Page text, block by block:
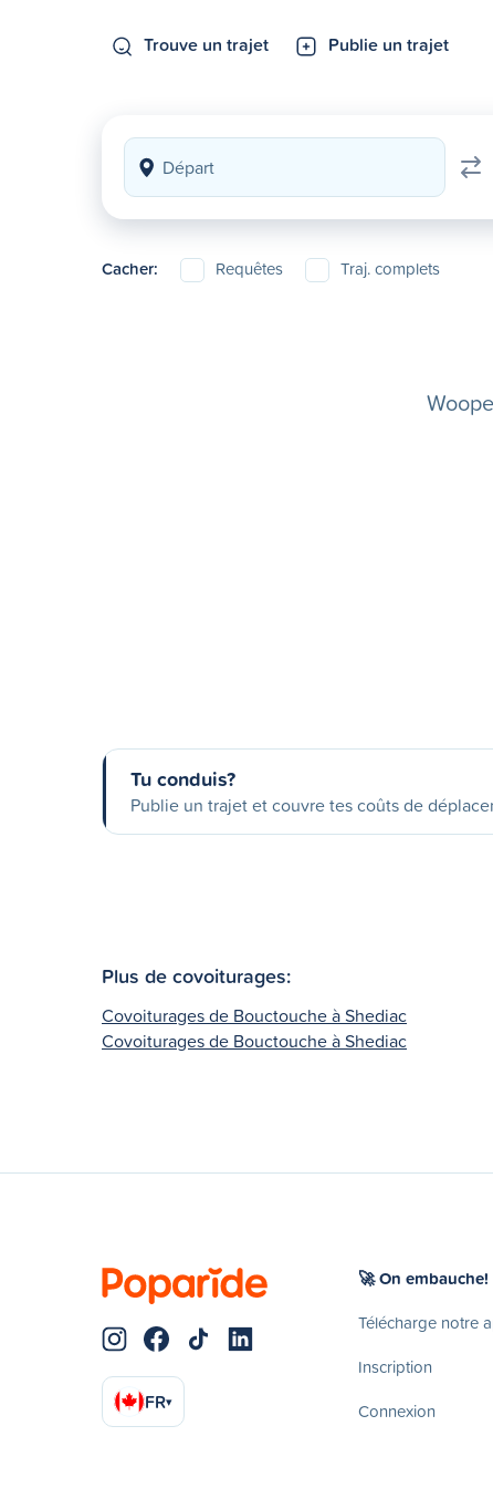
Trouve un trajet Publie un trajet
Cacher: Requêtes Traj. complets
Tu conduis?
Publie un trajet et couvre tes coûts de
Plus de covoiturages:
Covoiturages de Bouctouche à Shediac
Covoiturages de Bouctouche à Shediac
FR▾
🚀 On embauche!
Télécharge notre
Inscription
Connexion